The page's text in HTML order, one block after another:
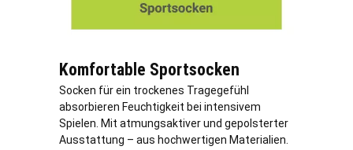
Komfortable Sportsocken
Socken für ein trockenes Tragegefühl
absorbieren Feuchtigkeit bei intensivem
Spielen. Mit atmungsaktiver und gepolsterter
Ausstattung – aus hochwertigen Materialien.